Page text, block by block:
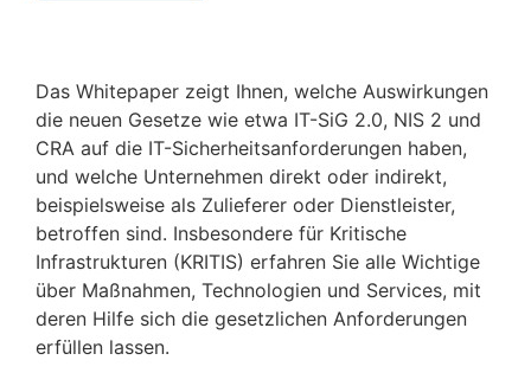
Das Whitepaper zeigt Ihnen, welche Auswirkungen
die neuen Gesetze wie etwa IT-SiG 2.0, NIS 2 und
CRA auf die IT-Sicherheitsanforderungen haben,
und welche Unternehmen direkt oder indirekt,
beispielsweise als Zulieferer oder Dienstleister,
betroffen sind. Insbesondere für Kritische
Infrastrukturen (KRITIS) erfahren Sie alle Wichtige
über Maßnahmen, Technologien und Services, mit
deren Hilfe sich die gesetzlichen Anforderungen
erfüllen lassen.